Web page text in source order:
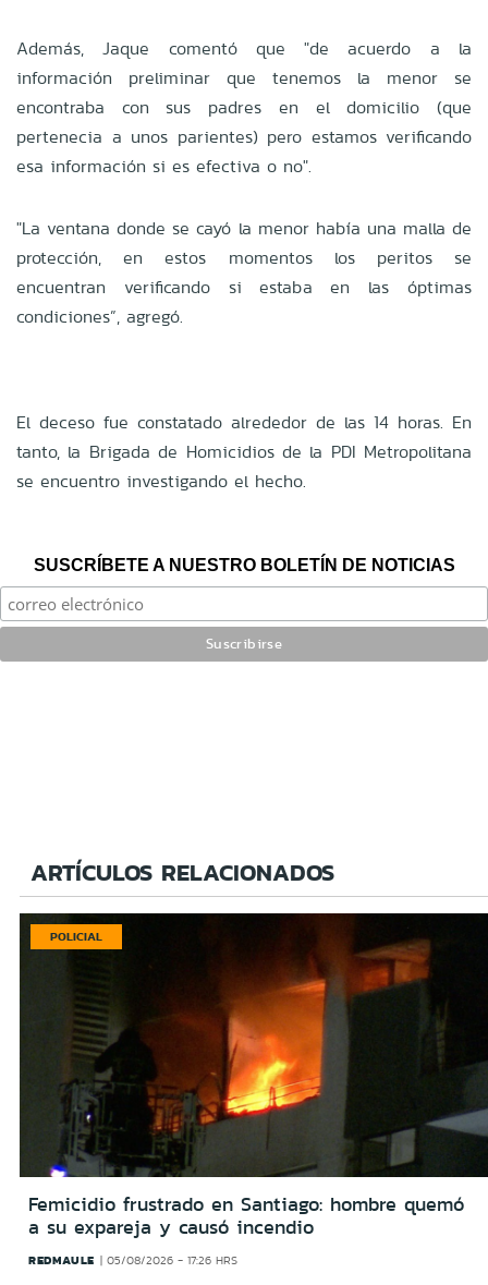
Además, Jaque comentó que "de acuerdo a la
información preliminar que tenemos la menor se
encontraba con sus padres en el domicilio (que
pertenecia a unos parientes) pero estamos verificando
esa información si es efectiva o no".
"La ventana donde se cayó la menor había una malla de
protección, en estos momentos los peritos se
encuentran verificando si estaba en las óptimas
condiciones”, agregó.
El deceso fue constatado alrededor de las 14 horas. En
tanto, la Brigada de Homicidios de la PDI Metropolitana
se encuentro investigando el hecho.
SUSCRÍBETE A NUESTRO BOLETÍN DE NOTICIAS
ARTÍCULOS RELACIONADOS
POLICIAL
Femicidio frustrado en Santiago: hombre quemó
a su expareja y causó incendio
REDMAULE 05/08/2026 - 17:26 HRS